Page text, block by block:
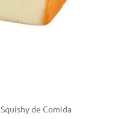
Squishy de Comida